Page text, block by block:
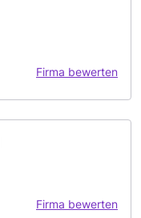
Firma bewerten
Firma bewerten